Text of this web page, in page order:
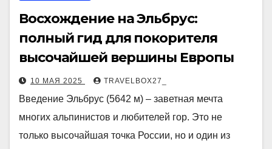
Восхождение на Эльбрус:
полный гид для покорителя
высочайшей вершины Европы
10 МАЯ 2025 TRAVELBOX27_
Введение Эльбрус (5642 м) – заветная мечта
многих альпинистов и любителей гор. Это не
только высочайшая точка России, но и один из